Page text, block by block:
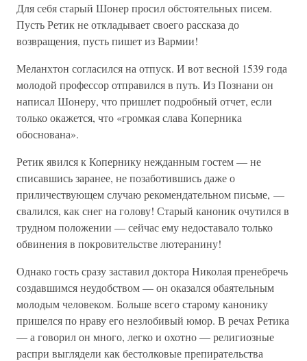
Для себя старый Шонер просил обстоятельных писем.
Пусть Ретик не откладывает своего рассказа до
возвращения, пусть пишет из Вармии!
Меланхтон согласился на отпуск. И вот весной 1539 года
молодой профессор отправился в путь. Из Познани он
написал Шонеру, что пришлет подробный отчет, если
только окажется, что «громкая слава Коперника
обоснована».
Ретик явился к Копернику нежданным гостем — не
списавшись заранее, не позаботившись даже о
приличествующем случаю рекомендательном письме, —
свалился, как снег на голову! Старый каноник очутился в
трудном положении — сейчас ему недоставало только
обвинения в покровительстве лютеранину!
Однако гость сразу заставил доктора Николая пренебречь
создавшимся неудобством — он оказался обаятельным
молодым человеком. Больше всего старому канонику
пришелся по нраву его незлобивый юмор. В речах Ретика
— а говорил он много, легко и охотно — религиозные
распри выглядели как бестолковые препирательства